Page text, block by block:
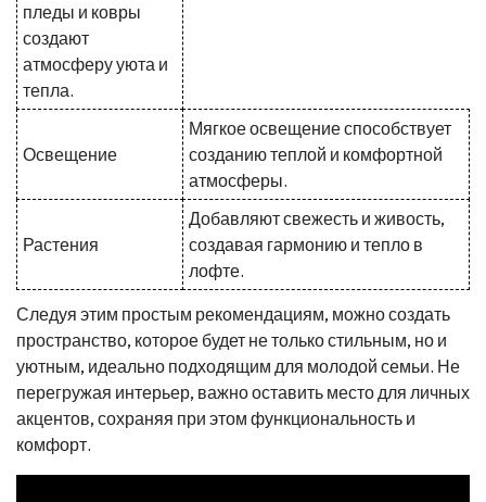
пледы и ковры
создают
атмосферу уюта и
тепла.
Освещение
Мягкое освещение способствует
созданию теплой и комфортной
атмосферы.
Растения
Добавляют свежесть и живость,
создавая гармонию и тепло в
лофте.
Следуя этим простым рекомендациям, можно создать
пространство, которое будет не только стильным, но и
уютным, идеально подходящим для молодой семьи. Не
перегружая интерьер, важно оставить место для личных
акцентов, сохраняя при этом функциональность и
комфорт.